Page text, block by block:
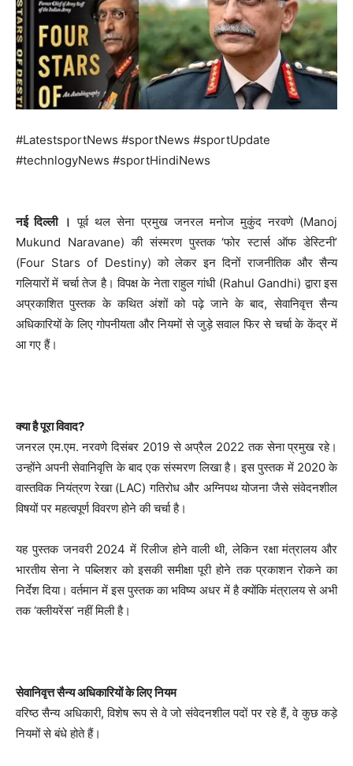
#LatestsportNews #sportNews #sportUpdate
#technlogyNews #sportHindiNews
नई दिल्‍ली । पूर्व थल सेना प्रमुख जनरल मनोज मुकुंद नरवणे (Manoj
Mukund Naravane) की संस्मरण पुस्तक ‘फोर स्टार्स ऑफ डेस्टिनी’
(Four Stars of Destiny) को लेकर इन दिनों राजनीतिक और सैन्य
गलियारों में चर्चा तेज है। विपक्ष के नेता राहुल गांधी (Rahul Gandhi) द्वारा इस
अप्रकाशित पुस्तक के कथित अंशों को पढ़े जाने के बाद, सेवानिवृत्त सैन्य
अधिकारियों के लिए गोपनीयता और नियमों से जुड़े सवाल फिर से चर्चा के केंद्र में
आ गए हैं।
क्या है पूरा विवाद?
जनरल एम.एम. नरवणे दिसंबर 2019 से अप्रैल 2022 तक सेना प्रमुख रहे।
उन्होंने अपनी सेवानिवृत्ति के बाद एक संस्मरण लिखा है। इस पुस्तक में 2020 के
वास्तविक नियंत्रण रेखा (LAC) गतिरोध और अग्निपथ योजना जैसे संवेदनशील
विषयों पर महत्वपूर्ण विवरण होने की चर्चा है।
यह पुस्तक जनवरी 2024 में रिलीज होने वाली थी, लेकिन रक्षा मंत्रालय और
भारतीय सेना ने पब्लिशर को इसकी समीक्षा पूरी होने तक प्रकाशन रोकने का
निर्देश दिया। वर्तमान में इस पुस्तक का भविष्य अधर में है क्योंकि मंत्रालय से अभी
तक ‘क्लीयरेंस’ नहीं मिली है।
सेवानिवृत्त सैन्य अधिकारियों के लिए नियम
वरिष्ठ सैन्य अधिकारी, विशेष रूप से वे जो संवेदनशील पदों पर रहे हैं, वे कुछ कड़े
नियमों से बंधे होते हैं।